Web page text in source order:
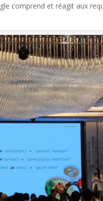
comprend et réagit aux